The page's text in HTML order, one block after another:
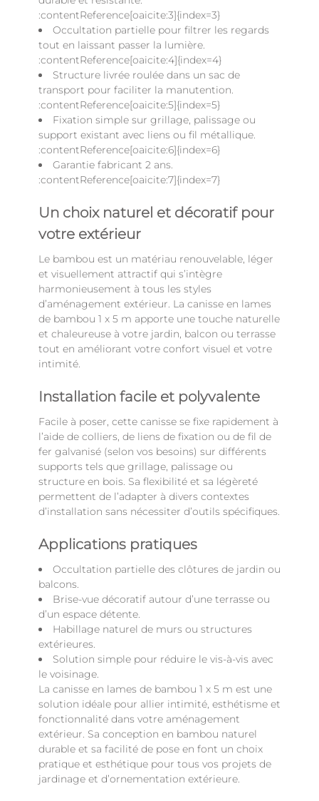
:contentReference[oaicite:3]{index=3}
Occultation partielle pour filtrer les regards
tout en laissant passer la lumière.
:contentReference[oaicite:4]{index=4}
Structure livrée roulée dans un sac de
transport pour faciliter la manutention.
:contentReference[oaicite:5]{index=5}
Fixation simple sur grillage, palissage ou
support existant avec liens ou fil métallique.
:contentReference[oaicite:6]{index=6}
Garantie fabricant 2 ans.
:contentReference[oaicite:7]{index=7}
Un choix naturel et décoratif pour
votre extérieur
Le bambou est un matériau renouvelable, léger
et visuellement attractif qui s’intègre
harmonieusement à tous les styles
d’aménagement extérieur. La canisse en lames
de bambou 1 x 5 m apporte une touche naturelle
et chaleureuse à votre jardin, balcon ou terrasse
tout en améliorant votre confort visuel et votre
intimité.
Installation facile et polyvalente
Facile à poser, cette canisse se fixe rapidement à
l’aide de colliers, de liens de fixation ou de fil de
fer galvanisé (selon vos besoins) sur différents
supports tels que grillage, palissage ou
structure en bois. Sa flexibilité et sa légèreté
permettent de l’adapter à divers contextes
d’installation sans nécessiter d’outils spécifiques.
Applications pratiques
Occultation partielle des clôtures de jardin ou
balcons.
Brise-vue décoratif autour d’une terrasse ou
d’un espace détente.
Habillage naturel de murs ou structures
extérieures.
Solution simple pour réduire le vis-à-vis avec
le voisinage.
La canisse en lames de bambou 1 x 5 m est une
solution idéale pour allier intimité, esthétisme et
fonctionnalité dans votre aménagement
extérieur. Sa conception en bambou naturel
durable et sa facilité de pose en font un choix
pratique et esthétique pour tous vos projets de
jardinage et d’ornementation extérieure.